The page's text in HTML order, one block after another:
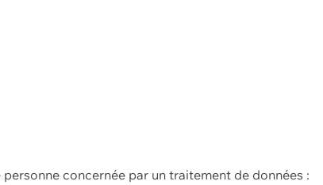
concernée par un traitement de données :